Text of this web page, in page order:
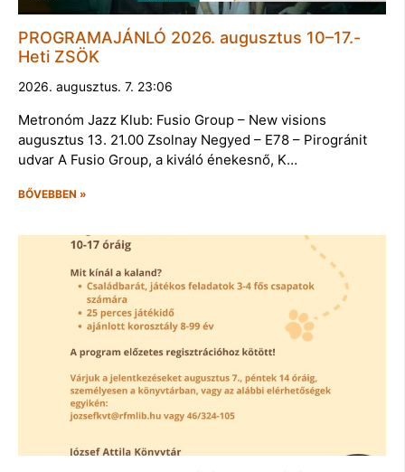
PROGRAMAJÁNLÓ 2026. augusztus 10–17.-
Heti ZSÖK
2026. augusztus. 7. 23:06
Metronóm Jazz Klub: Fusio Group – New visions
augusztus 13. 21.00 Zsolnay Negyed – E78 – Pirogránit
udvar A Fusio Group, a kiváló énekesnő, K…
BŐVEBBEN »